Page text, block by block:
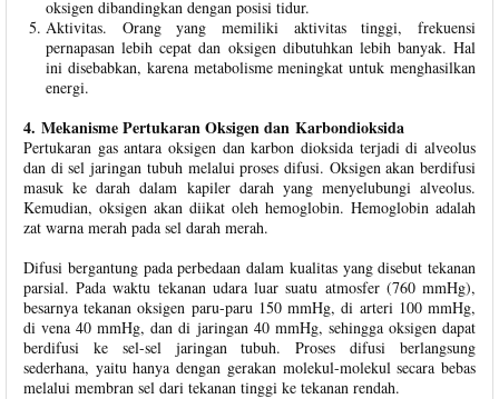
oksigen dibandingkan dengan posisi tidur.
Aktivitas. Orang yang memiliki aktivitas tinggi, frekuensi
pernapasan lebih cepat dan oksigen dibutuhkan lebih banyak. Hal
ini disebabkan, karena metabolisme meningkat untuk menghasilkan
energi.
4. Mekanisme Pertukaran Oksigen dan Karbondioksida
Pertukaran gas antara oksigen dan karbon dioksida terjadi di alveolus
dan di sel jaringan tubuh melalui proses difusi. Oksigen akan berdifusi
masuk ke darah dalam kapiler darah yang menyelubungi alveolus.
Kemudian, oksigen akan diikat oleh hemoglobin. Hemoglobin adalah
zat warna merah pada sel darah merah.
Difusi bergantung pada perbedaan dalam kualitas yang disebut tekanan
parsial. Pada waktu tekanan udara luar suatu atmosfer (760 mmHg),
besarnya tekanan oksigen paru-paru 150 mmHg, di arteri 100 mmHg,
di vena 40 mmHg, dan di jaringan 40 mmHg, sehingga oksigen dapat
berdifusi ke sel-sel jaringan tubuh. Proses difusi berlangsung
sederhana, yaitu hanya dengan gerakan molekul-molekul secara bebas
melalui membran sel dari tekanan tinggi ke tekanan rendah.